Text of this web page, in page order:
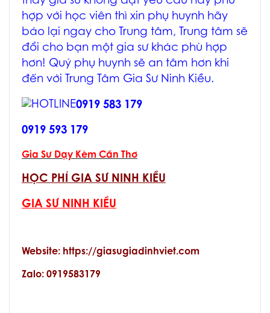
hợp với học viên thì xin phụ huynh hãy
báo lại ngay cho Trung tâm, Trung tâm sẽ
đổi cho bạn một gia sư khác phù hợp
hơn! Quý phụ huynh sẽ an tâm hơn khi
đến với Trung Tâm Gia Sư Ninh Kiều.
0919 583 179
0919 593 179
Gia Sư Dạy Kèm Cần Thơ
HỌC PHÍ GIA SƯ NINH KIỀU
GIA SƯ NINH KIỀU
Website: https://giasugiadinhviet.com
Zalo: 0919583179